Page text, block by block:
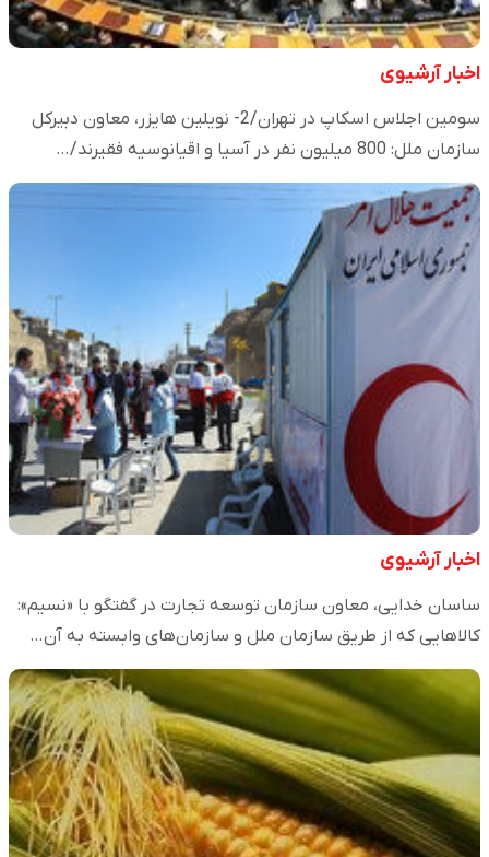
اخبار آرشیوی
سومین اجلاس اسکاپ در تهران/2- نویلین هایزر، معاون دبیرکل
سازمان ملل: 800 میلیون نفر در آسیا و اقیانوسیه فقیرند/…
اخبار آرشیوی
ساسان خدایی، معاون سازمان توسعه تجارت در گفتگو با «نسیم»:
کالاهایی که از طریق سازمان ملل و سازمان‌های وابسته به آن…